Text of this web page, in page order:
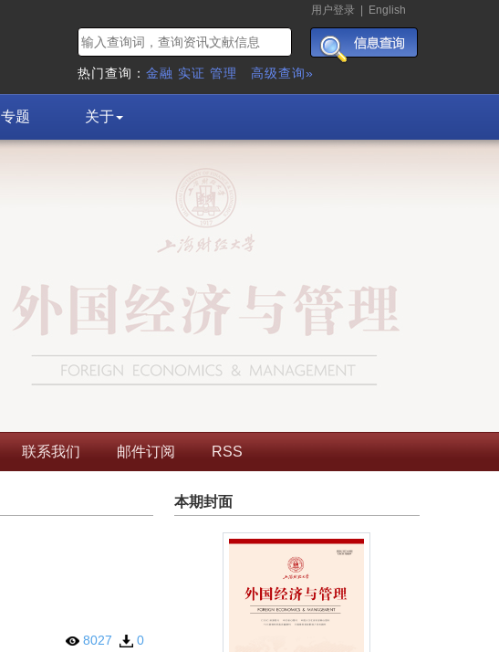
用户登录 English
热门查询： 金融 实证 管理 高级查询»
专题 关于
联系我们 邮件订阅 RSS
8027 0
本期封面